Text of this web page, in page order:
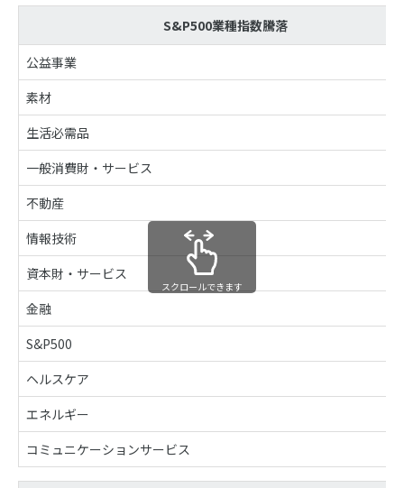
S&P500業種指数騰落
公益事業
素材
生活必需品
一般消費財・サービス
不動産
情報技術
資本財・サービス
金融
S&P500
ヘルスケア
エネルギー
コミュニケーションサービス
スクロールできます